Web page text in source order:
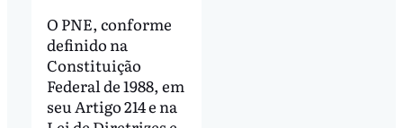
O PNE, conforme
definido na
Constituição
Federal de 1988, em
seu Artigo 214 e na